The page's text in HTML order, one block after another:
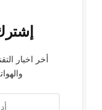
أخر اخبار